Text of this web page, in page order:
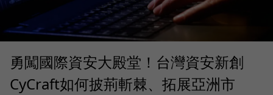
勇闖國際資安大殿堂！台灣資安新創
CyCraft如何披荊斬棘、拓展亞洲市